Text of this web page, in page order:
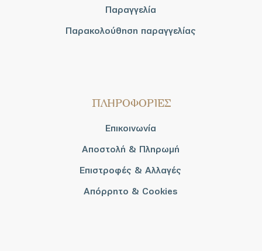
Παραγγελία
Παρακολούθηση παραγγελίας
ΠΛΗΡΟΦΟΡΙΕΣ
Επικοινωνία
Αποστολή & Πληρωμή
Επιστροφές & Αλλαγές
Απόρρητο & Cookies